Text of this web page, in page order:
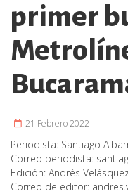
primer
21 Febrero 2022
Periodista: Santiago
Correo periodista:
Edición: Andrés
Correo de editor: